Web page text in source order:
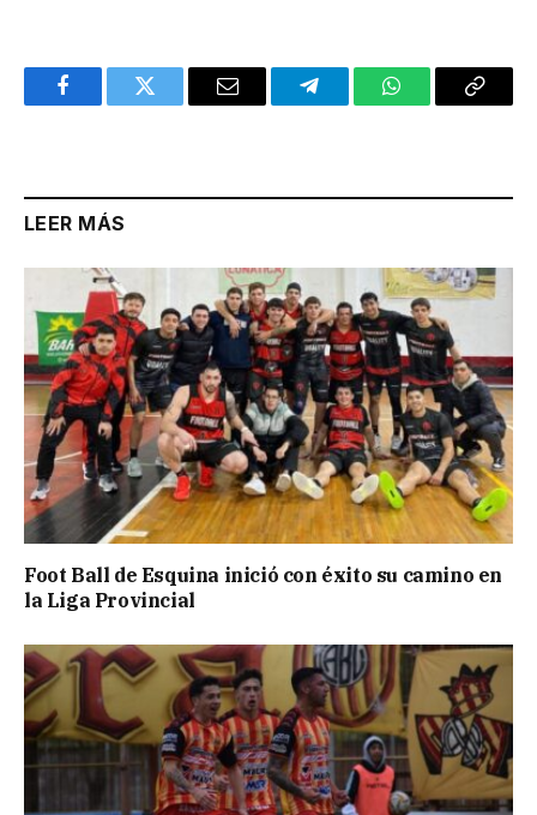
FacebookTwitter Email TelegramWhatsAppCopy
LEER MÁS
Foot Ball de Esquina inició con éxito su camino en
la Liga Provincial